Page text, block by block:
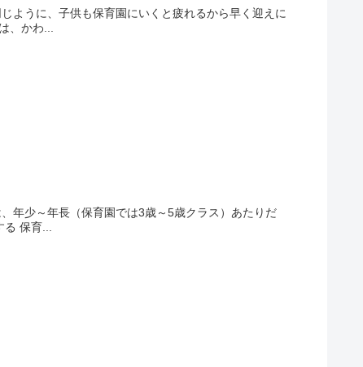
ように、子供も保育園にいくと疲れるから早く迎えに
、かわ...
年少～年長（保育園では3歳～5歳クラス）あたりだ
保育...